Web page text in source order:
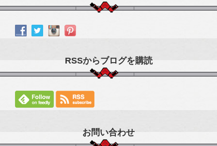
RSSからブログを購読
お問い合わせ